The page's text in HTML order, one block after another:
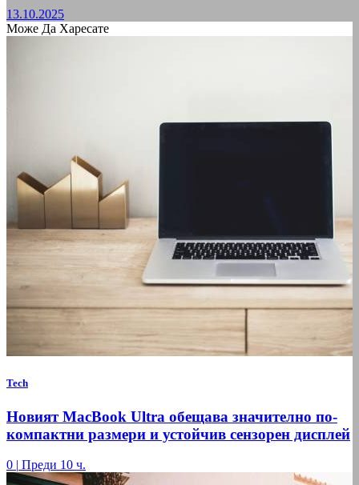
13.10.2025
Може Да Харесате
Tech
Новият MacBook Ultra обещава значително по-
компактни размери и устойчив сензорен дисплей
0 | Преди 10 ч.